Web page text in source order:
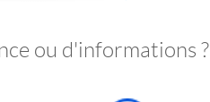
ou d'informations ?